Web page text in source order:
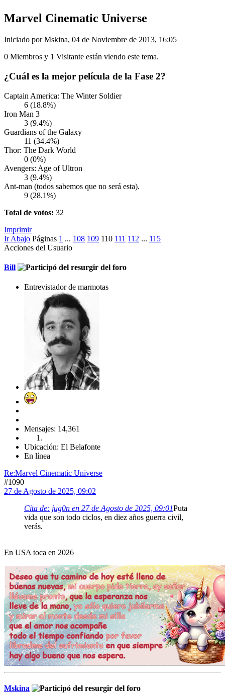
Marvel Cinematic Universe
Iniciado por Mskina, 04 de Noviembre de 2013, 16:05
0 Miembros y 1 Visitante están viendo este tema.
¿Cuál es la mejor película de la Fase 2?
Captain America: The Winter Soldier
6 (18.8%)
Iron Man 3
3 (9.4%)
Guardians of the Galaxy
11 (34.4%)
Thor: The Dark World
0 (0%)
Avengers: Age of Ultron
3 (9.4%)
Ant-man (todos sabemos que no será esta).
9 (28.1%)
Total de votos: 32
Imprimir
Ir Abajo Páginas 1 ... 108 109 110 111 112 ... 115
Acciones del Usuario
Bill
Entrevistador de marmotas
Mensajes: 14,361
Ubicación: El Belafonte
En línea
Re:Marvel Cinematic Universe
#1090
27 de Agosto de 2025, 09:02
Cita de: jug0n en 27 de Agosto de 2025, 09:01Puta
vida que son todo ciclos, en diez años guerra civil,
verás.
En USA toca en 2026
Mskina